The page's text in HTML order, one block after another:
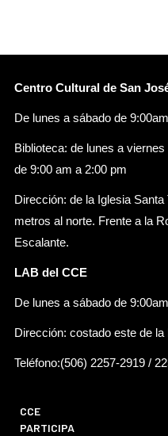
Centro Cultural de San
De lunes a sábado de
Biblioteca: de lunes a
de 9:00 am a 2:00 pm
Dirección: de la Iglesia
metros al norte. Frente a la
Escalante.
LAB del CCE
De lunes a sábado de
Dirección: costado este de
Teléfono:(506) 2257-2919 /
CCE
PARTICIPA